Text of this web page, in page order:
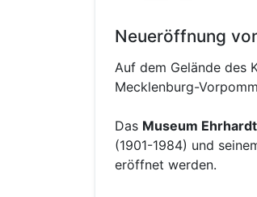
Neueröffnung
Auf dem Gelände des
Mecklenburg-
Das Museum Ehrhardt
(1901-1984) und
eröffnet werden.